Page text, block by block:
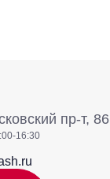
пр-т, 86
16:30